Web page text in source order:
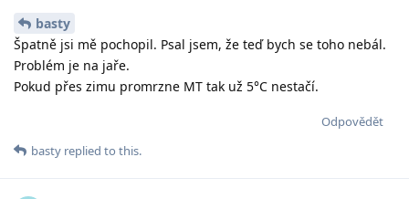
basty
Špatně jsi mě pochopil. Psal jsem, že teď bych se toho nebál.
Problém je na jaře.
Pokud přes zimu promrzne MT tak už 5°C nestačí.
Odpovědět
basty replied to this.